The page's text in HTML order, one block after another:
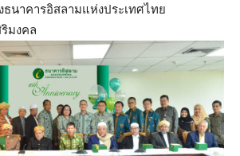
นาคารอิสลามแห่งประเทศไทย
มงคล